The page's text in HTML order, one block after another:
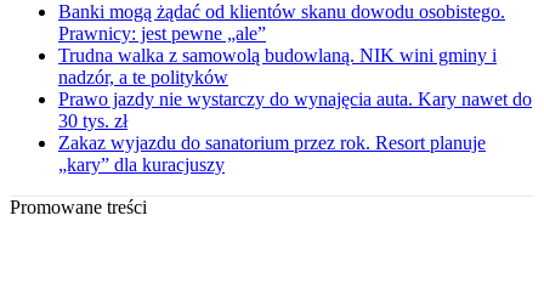
Banki mogą żądać od klientów skanu dowodu osobistego.
Prawnicy: jest pewne „ale”
Trudna walka z samowolą budowlaną. NIK wini gminy i
nadzór, a te polityków
Prawo jazdy nie wystarczy do wynajęcia auta. Kary nawet do
30 tys. zł
Zakaz wyjazdu do sanatorium przez rok. Resort planuje
„kary” dla kuracjuszy
Promowane treści